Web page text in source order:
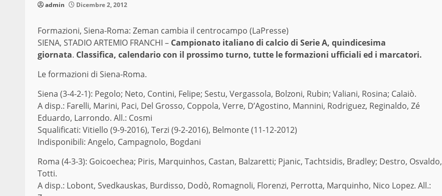
admin Dicembre 2, 2012
Formazioni, Siena-Roma: Zeman cambia il centrocampo (LaPresse)
SIENA, STADIO ARTEMIO FRANCHI – Campionato italiano di calcio di Serie A, quindicesima
giornata. Classifica, calendario con il prossimo turno, tutte le formazioni ufficiali ed i marcatori.
Le formazioni di Siena-Roma.
Siena (3-4-2-1): Pegolo; Neto, Contini, Felipe; Sestu, Vergassola, Bolzoni, Rubin; Valiani, Rosina; Calaiò.
A disp.: Farelli, Marini, Paci, Del Grosso, Coppola, Verre, D’Agostino, Mannini, Rodriguez, Reginaldo, Zé
Eduardo, Larrondo. All.: Cosmi
Squalificati: Vitiello (9-9-2016), Terzi (9-2-2016), Belmonte (11-12-2012)
Indisponibili: Angelo, Campagnolo, Bogdani
Roma (4-3-3): Goicoechea; Piris, Marquinhos, Castan, Balzaretti; Pjanic, Tachtsidis, Bradley; Destro, Osvaldo,
Totti.
A disp.: Lobont, Svedkauskas, Burdisso, Dodò, Romagnoli, Florenzi, Perrotta, Marquinho, Nico Lopez. All.: